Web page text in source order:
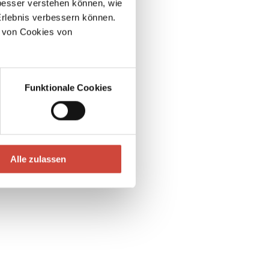
verstehen können, wie
verbessern können.
Cookies von
Funktionale Cookies
Alle zulassen